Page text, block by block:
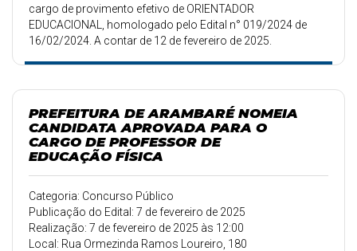
cargo de provimento efetivo de ORIENTADOR
EDUCACIONAL, homologado pelo Edital n° 019/2024 de
16/02/2024. A contar de 12 de fevereiro de 2025.
PREFEITURA DE ARAMBARÉ NOMEIA
CANDIDATA APROVADA PARA O
CARGO DE PROFESSOR DE
EDUCAÇÃO FÍSICA
Categoria: Concurso Público
Publicação do Edital: 7 de fevereiro de 2025
Realização: 7 de fevereiro de 2025 às 12:00
Local: Rua Ormezinda Ramos Loureiro, 180